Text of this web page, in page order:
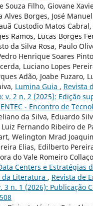
Souza Filho, Giovane
Alves Borges, José
Custodio Matos Cabral,
Ramos, Lucas Borges
da Silva Rosa, Paulo
Henrique Soares
Luciano Lopes
Adão, Joabe Fuzaro,
Lumina Guia , Revista
v. 2 n. 2 (2025): Edição
- Encontro de
da Silva, Eduardo
Luiz Fernando Ribeiro de
Welington Mrad
Elias, Edilberto
do Vale Romeiro
Centers e Estratégias
da Literatura , Revista de
3 n. 1 (2026): Publicação